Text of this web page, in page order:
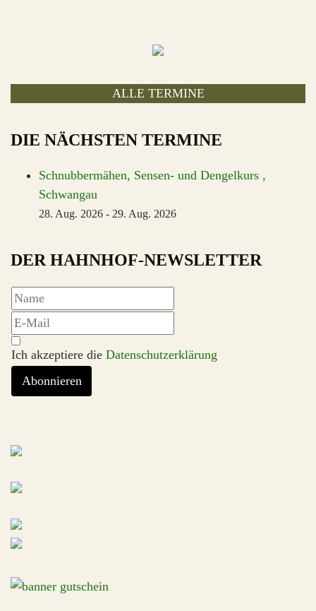
ALLE TERMINE
DIE NÄCHSTEN TERMINE
Schnubbermähen, Sensen- und Dengelkurs ,
Schwangau
28. Aug. 2026 - 29. Aug. 2026
DER HAHNHOF-NEWSLETTER
Ich akzeptiere die Datenschutzerklärung
Abonnieren